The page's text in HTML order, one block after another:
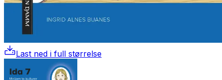
Last ned i full størrelse